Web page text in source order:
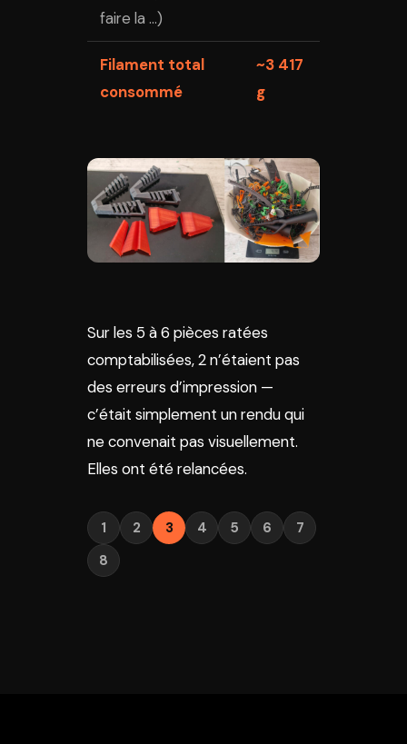
faire la …)
Filament total
consommé
~3 417
g
Sur les 5 à 6 pièces ratées
comptabilisées, 2 n’étaient pas
des erreurs d’impression —
c’était simplement un rendu qui
ne convenait pas visuellement.
Elles ont été relancées.
1 2 3 4 5 6
7
8